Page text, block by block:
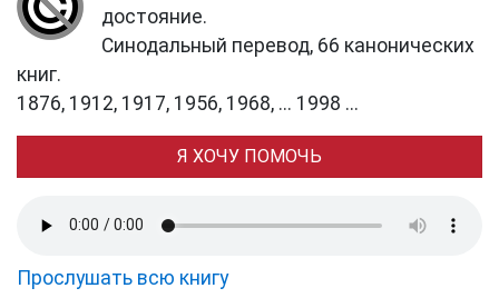
достояние.
Синодальный перевод, 66 канонических
книг.
1876, 1912, 1917, 1956, 1968, ... 1998 ...
Я ХОЧУ ПОМОЧЬ
Прослушать всю книгу